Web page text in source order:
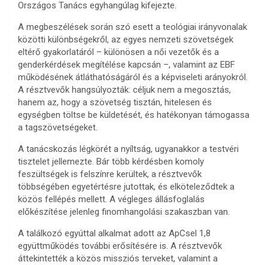
Országos Tanács egyhangúlag kifejezte.
A megbeszélések során szó esett a teológiai irányvonalak
közötti különbségekről, az egyes nemzeti szövetségek
eltérő gyakorlatáról – különösen a női vezetők és a
genderkérdések megítélése kapcsán –, valamint az EBF
működésének átláthatóságáról és a képviseleti arányokról.
A résztvevők hangsúlyozták: céljuk nem a megosztás,
hanem az, hogy a szövetség tisztán, hitelesen és
egységben töltse be küldetését, és hatékonyan támogassa
a tagszövetségeket.
A tanácskozás légkörét a nyíltság, ugyanakkor a testvéri
tisztelet jellemezte. Bár több kérdésben komoly
feszültségek is felszínre kerültek, a résztvevők
többségében egyetértésre jutottak, és elköteleződtek a
közös fellépés mellett. A végleges állásfoglalás
előkészítése jelenleg finomhangolási szakaszban van.
A találkozó egyúttal alkalmat adott az ApCsel 1,8
együttműködés további erősítésére is. A résztvevők
áttekintették a közös missziós terveket, valamint a